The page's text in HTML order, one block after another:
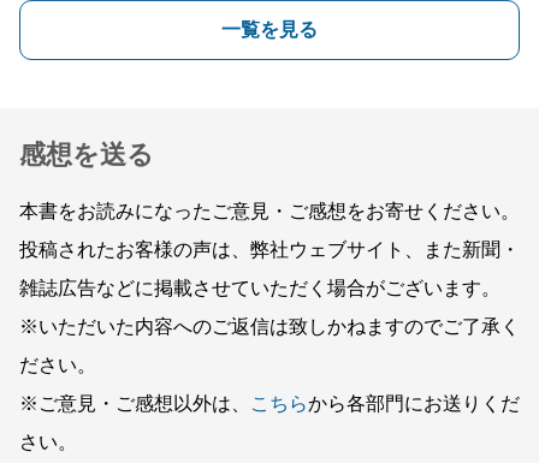
一覧を見る
感想を送る
本書をお読みになったご意見・ご感想をお寄せください。
投稿されたお客様の声は、弊社ウェブサイト、また新聞・
雑誌広告などに掲載させていただく場合がございます。
※いただいた内容へのご返信は致しかねますのでご了承く
ださい。
※ご意見・ご感想以外は、
こちらから各部門にお送りくだ
さい。